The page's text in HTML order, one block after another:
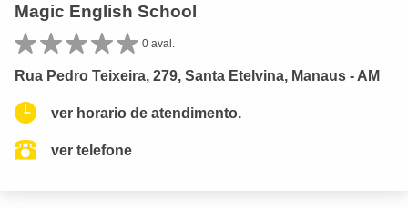
Magic English School
0 aval.
Rua Pedro Teixeira, 279, Santa Etelvina, Manaus - AM
ver horario de atendimento.
ver telefone